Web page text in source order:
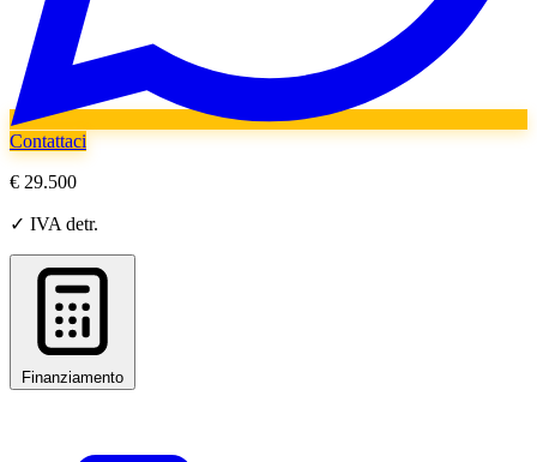
Contattaci
€ 29.500
✓ IVA detr.
Finanziamento